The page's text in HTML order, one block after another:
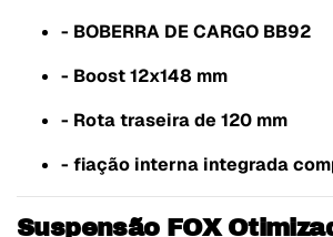
- BOBERRA DE CARGO BB92
- Boost 12x148 mm
- Rota traseira de 120 mm
- fiação interna integrada
Suspensão FOX